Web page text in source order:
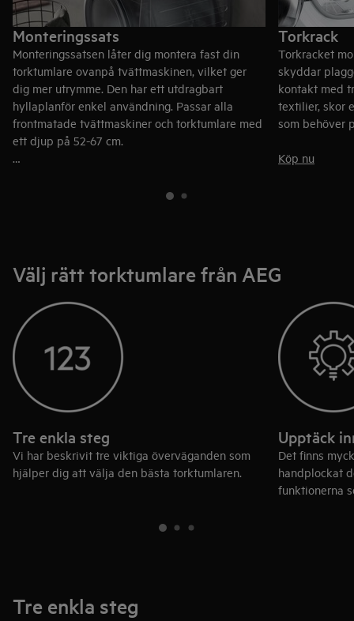
Monteringssats
Monteringssatsen låter dig montera fast din
torktumlare ovanpå tvättmaskinen, vilket ger
dig mer utrymme. Den har ett utdragbart
hyllaplanför enkel användning. Passar alla
frontmatade tvättmaskiner och torktumlare med
ett djup på 52-67 cm.
Torkrack
Torkracket
skyddar
kontakt med
textilier, skor
som behöver
Köp nu
Välj rätt torktumlare från AEG
Tre enkla steg
Vi har beskrivit tre viktiga överväganden som
hjälper dig att välja den bästa torktumlaren.
Upptäck
Det finns
handplockat
funktionerna
Tre enkla steg